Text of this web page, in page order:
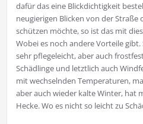
dafür das eine Blickdichtigkeit
neugierigen Blicken von der Straße
schützen möchte, so ist das mit
Wobei es noch andere Vorteile gibt.
sehr pflegeleicht, aber auch
Schädlinge und letztlich auch
mit wechselnden Temperaturen,
aber auch wieder kalte Winter, hat
Hecke. Wo es nicht so leicht zu